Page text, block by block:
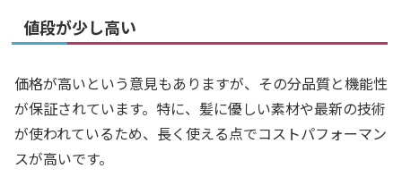
値段が少し高い
価格が高いという意見もありますが、その分品質と機能性
が保証されています。特に、髪に優しい素材や最新の技術
が使われているため、長く使える点でコストパフォーマン
スが高いです。